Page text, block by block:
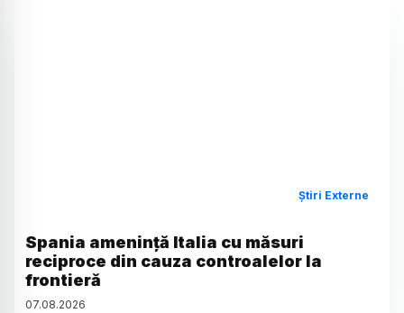
Știri Externe
Spania amenință Italia cu măsuri
reciproce din cauza controalelor la
frontieră
07.08.2026